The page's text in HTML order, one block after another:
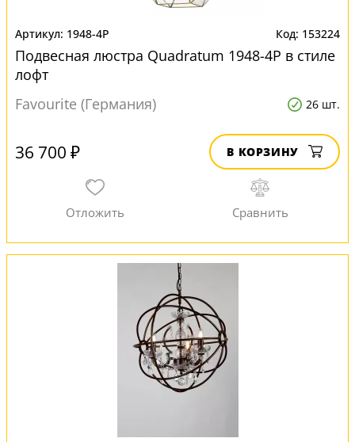
1948-4P 153224
Подвесная люстра Quadratum 1948-4P в стиле
лофт
Favourite (Германия)
26 шт.
36 700 ₽ В КОРЗИНУ